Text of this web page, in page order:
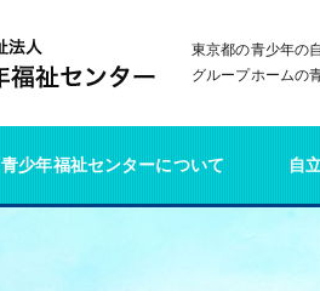
東京都の青少年の
グループホームの
青少年福祉センターについて 自